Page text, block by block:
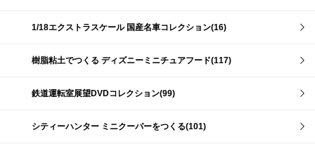
1/18エクストラスケール 国産名車コレクション(16)
樹脂粘土でつくる ディズニーミニチュアフード(117)
鉄道運転室展望DVDコレクション(99)
シティーハンター ミニクーパーをつくる(101)